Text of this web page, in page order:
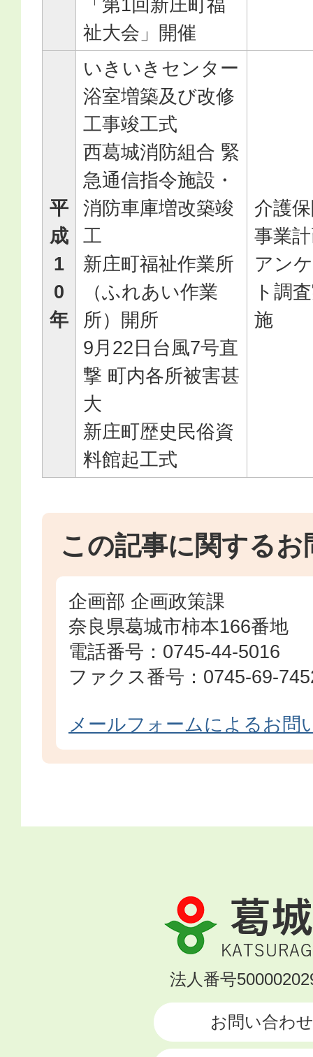
「第1回新庄町福
祉大会」開催
平
成
1
0
年
いきいきセンター
浴室増築及び改修
工事竣工式
西葛城消防組合 緊
急通信指令施設・
消防車庫増改築竣
工
新庄町福祉作業所
（ふれあい作業
所）開所
9月22日台風7号直
撃 町内各所被害甚
大
新庄町歴史民俗資
料館起工式
介護
事業
アン
ト調
施
この記事に関するお
企画部 企画政策課
奈良県葛城市柿本166番地
電話番号：0745-44-5016
ファクス番号：0745-69-
メールフォームによるお問
葛
城
市
KATSURAGI
法人番号
お問い合わせ